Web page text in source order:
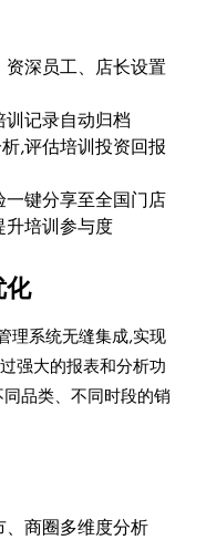
深员工、店长设置
训记录自动归档
,评估培训投资回报
键分享至全国门店
升培训参与度
化
理系统无缝集成,实现
强大的报表和分析功
品类、不同时段的销
、商圈多维度分析